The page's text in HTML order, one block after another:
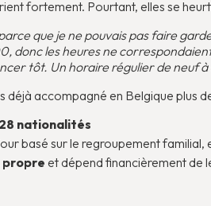
fortement. Pourtant, elles se
que je ne pouvais pas faire
donc les heures ne
tôt. Un horaire régulier de neuf
déjà accompagné en Belgique plus
nationalités
basé sur le regroupement familial,
propre et dépend financièrement de